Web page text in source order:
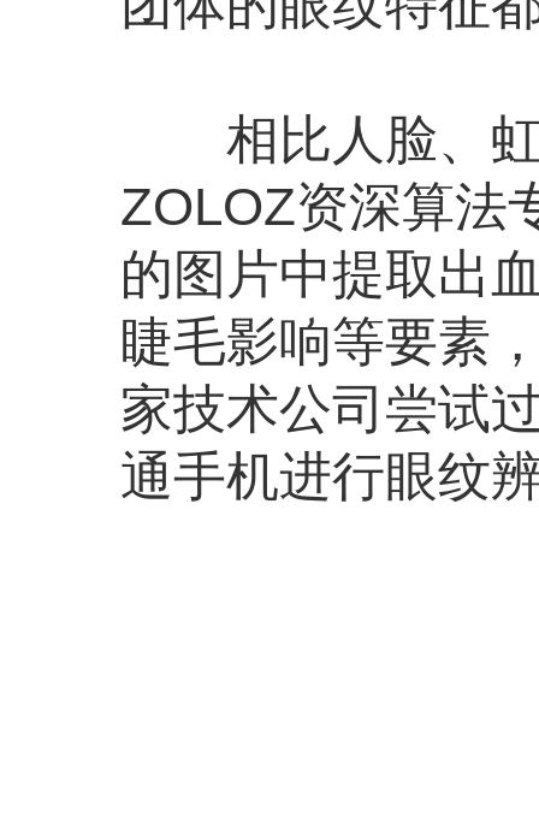
相比人脸、虹
ZOLOZ资深算法
的图片中提取出
睫毛影响等要素
家技术公司尝试
通手机进行眼纹